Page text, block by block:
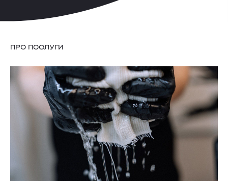
ПРО ПОСЛУГИ